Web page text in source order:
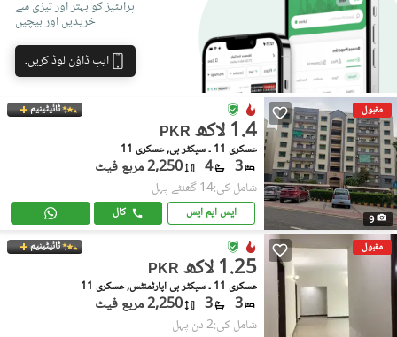
پراپٹیز کو بہتر اور تیزی سے
خریدیں اور بیچیں
ایپ ڈاؤن لوڈ کریں۔
مقبول
9
ٹائیٹینیم
PKR 1.4 لاکھ
عسکری 11 ۔ سیکٹر بی, عسکری 11
3
4 2,250 مربع فیٹ
شامل کی:14 گھنٹے پہل
ایس ایم ایس کال
مقبول ٹائیٹینیم
PKR 1.25 لاکھ
عسکری 11 ۔ سیکٹر بی اپارٹمنٹس, عسکری 11
3
3 2,250 مربع فیٹ
شامل کی:2 دن پہل